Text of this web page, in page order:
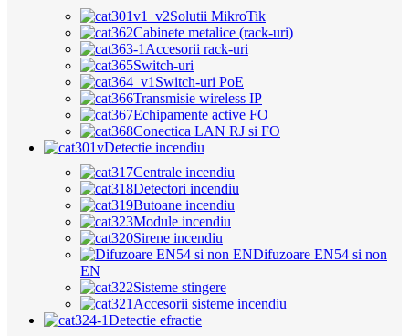
Solutii MikroTik
Cabinete metalice (rack-uri)
Accesorii rack-uri
Switch-uri
Switch-uri PoE
Transmisie wireless IP
Echipamente active FO
Conectica LAN RJ si FO
Detectie incendiu
Centrale incendiu
Detectori incendiu
Butoane incendiu
Module incendiu
Sirene incendiu
Difuzoare EN54 si non
EN
Sisteme stingere
Accesorii sisteme incendiu
Detectie efractie